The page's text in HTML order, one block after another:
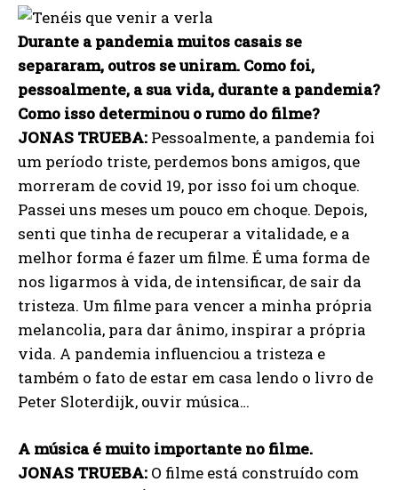
Durante a pandemia muitos casais se
separaram, outros se uniram. Como foi,
pessoalmente, a sua vida, durante a pandemia?
Como isso determinou o rumo do filme?
JONAS TRUEBA: Pessoalmente, a pandemia foi
um período triste, perdemos bons amigos, que
morreram de covid 19, por isso foi um choque.
Passei uns meses um pouco em choque. Depois,
senti que tinha de recuperar a vitalidade, e a
melhor forma é fazer um filme. É uma forma de
nos ligarmos à vida, de intensificar, de sair da
tristeza. Um filme para vencer a minha própria
melancolia, para dar ânimo, inspirar a própria
vida. A pandemia influenciou a tristeza e
também o fato de estar em casa lendo o livro de
Peter Sloterdijk, ouvir música…
A música é muito importante no filme.
JONAS TRUEBA: O filme está construído com